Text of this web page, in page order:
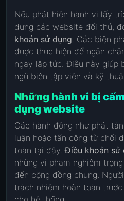
Nếu phát hiện hành vi lấy
dựng các website đối thủ,
khoản sử dụng. Các biện
được thực hiện để ngăn
ngay lập tức. Điều này giúp
ngũ biên tập viên và kỹ
Những hành vi bị
dụng website
Các hành động như phát
luận hoặc tấn công từ chối
toàn tại đây.Điều khoản sử
những vi phạm nghiêm
đến cộng đồng chung.
trách nhiệm hoàn toàn